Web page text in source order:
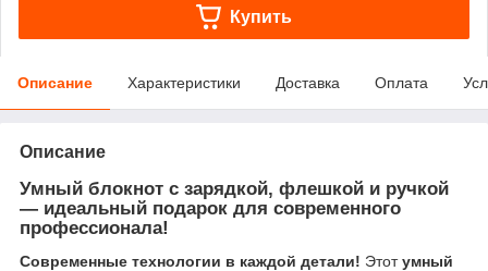
Купить
Описание Характеристики Доставка Оплата
Описание
Умный блокнот с зарядкой, флешкой и ручкой
— идеальный подарок для современного
профессионала!
Современные технологии в каждой детали! Этотумный